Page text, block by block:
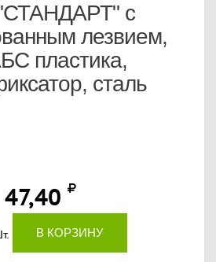
с
лезвием,
пластика,
сталь
47,40
В КОРЗИНУ